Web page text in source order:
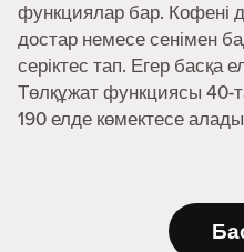
функциялар бар. Кофені
достар немесе сенімен
серіктес тап. Егер басқа
Төлқұжат функциясы 40-
190 елде көмектесе